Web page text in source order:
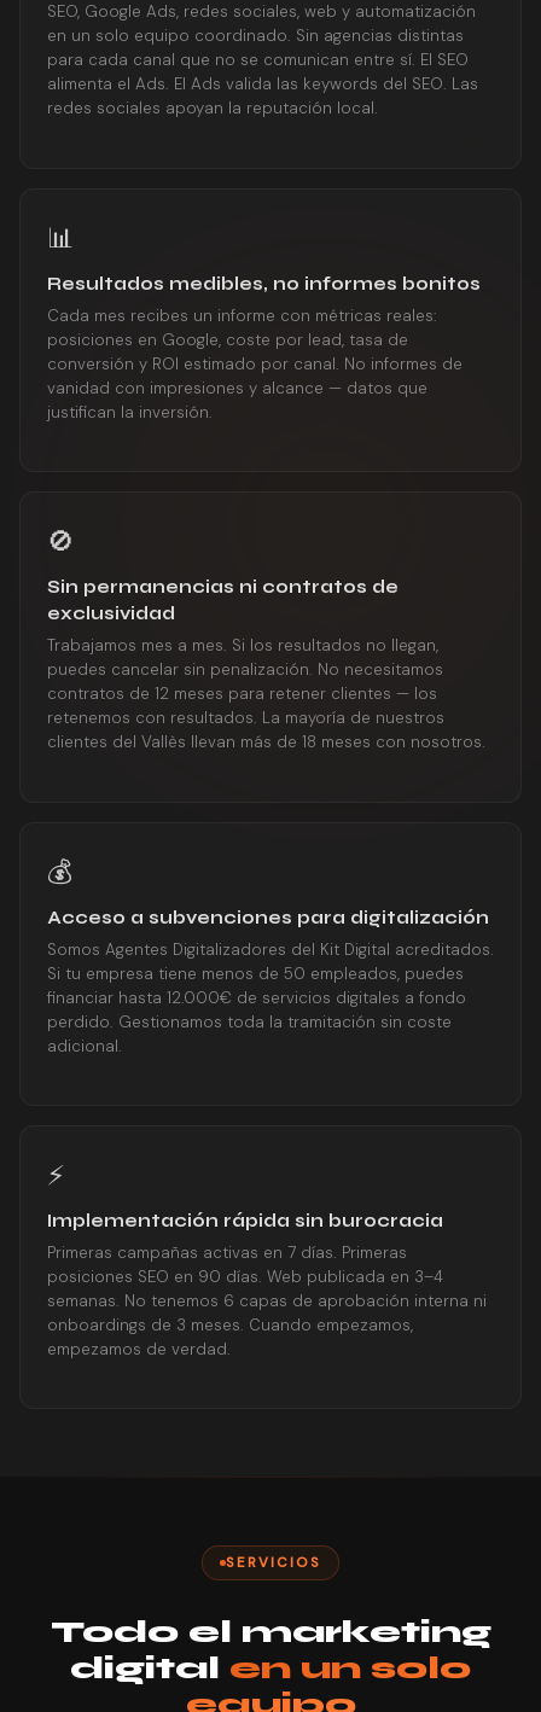
SEO, Google Ads, redes sociales, web y automatización
en un solo equipo coordinado. Sin agencias distintas
para cada canal que no se comunican entre sí. El SEO
alimenta el Ads. El Ads valida las keywords del SEO. Las
redes sociales apoyan la reputación local.
📊
Resultados medibles, no informes bonitos
Cada mes recibes un informe con métricas reales:
posiciones en Google, coste por lead, tasa de
conversión y ROI estimado por canal. No informes de
vanidad con impresiones y alcance — datos que
justifican la inversión.
🚫
Sin permanencias ni contratos de
exclusividad
Trabajamos mes a mes. Si los resultados no llegan,
puedes cancelar sin penalización. No necesitamos
contratos de 12 meses para retener clientes — los
retenemos con resultados. La mayoría de nuestros
clientes del Vallès llevan más de 18 meses con nosotros.
💰
Acceso a subvenciones para digitalización
Somos Agentes Digitalizadores del Kit Digital acreditados.
Si tu empresa tiene menos de 50 empleados, puedes
financiar hasta 12.000€ de servicios digitales a fondo
perdido. Gestionamos toda la tramitación sin coste
adicional.
⚡
Implementación rápida sin burocracia
Primeras campañas activas en 7 días. Primeras
posiciones SEO en 90 días. Web publicada en 3–4
semanas. No tenemos 6 capas de aprobación interna ni
onboardings de 3 meses. Cuando empezamos,
empezamos de verdad.
SERVICIOS
Todo el marketing
digital en un solo